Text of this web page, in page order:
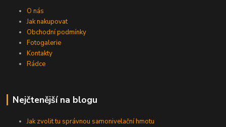
O nás
Jak nakupovat
Obchodní podmínky
Fotogalerie
Kontakty
Rádce
Nejčtenější na blogu
Jak zvolit tu správnou samonivelační hmotu